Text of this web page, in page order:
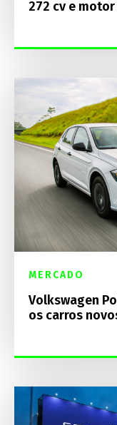
272 cv e
MERCADO
Volkswagen
os carros